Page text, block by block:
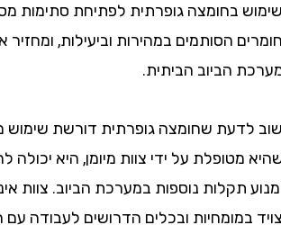
בחומצה גופרתית לפתיחת סתימות מסייע
הסותמים במהירות וביעילות, ומחזיר את
הביוב הביתית.
שחומצה גופרתית דורשת שימוש
על ידי צוות מיומן, היא יכולה להבטיח
תקלות נוספות במערכת הביוב. צוות
ובכלים הדרושים לעבודה עם